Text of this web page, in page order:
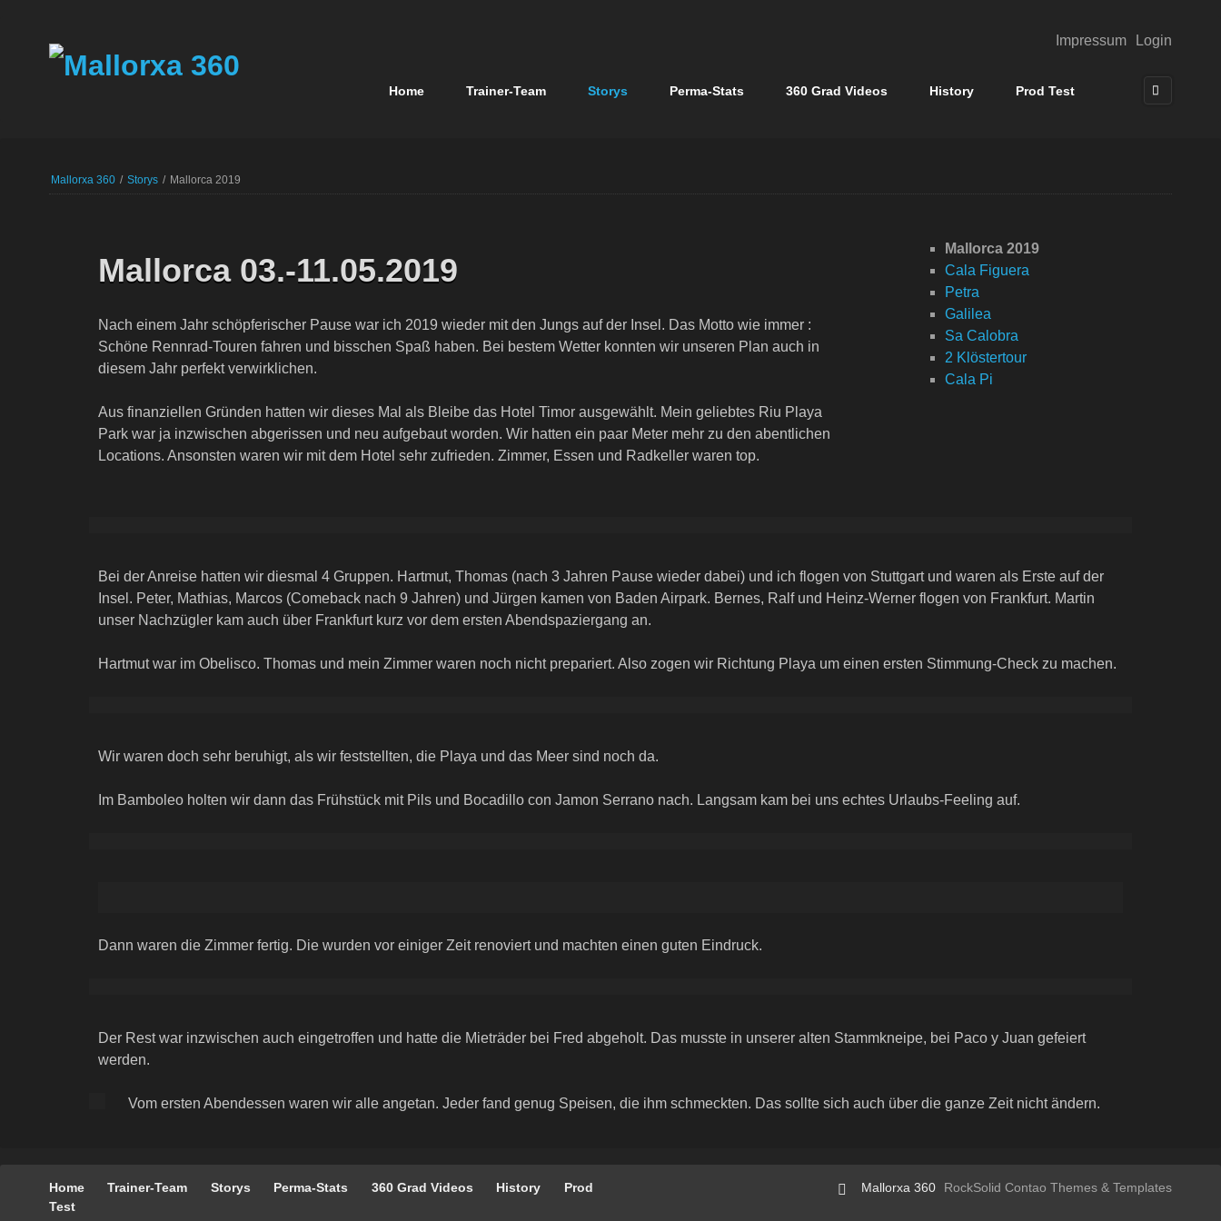
Home Trainer-Team Storys Perma-Stats 360 Grad Videos History Prod Test
Impressum Login
Mallorxa 360 / Storys / Mallorca 2019
Mallorca 03.-11.05.2019
Nach einem Jahr schöpferischer Pause war ich 2019 wieder mit den Jungs auf der Insel. Das Motto wie immer :
Schöne Rennrad-Touren fahren und bisschen Spaß haben. Bei bestem Wetter konnten wir unseren Plan auch in
diesem Jahr perfekt verwirklichen.
Aus finanziellen Gründen hatten wir dieses Mal als Bleibe das Hotel Timor ausgewählt. Mein geliebtes Riu Playa
Park war ja inzwischen abgerissen und neu aufgebaut worden. Wir hatten ein paar Meter mehr zu den abentlichen
Locations. Ansonsten waren wir mit dem Hotel sehr zufrieden. Zimmer, Essen und Radkeller waren top.
Navigation
überspringen
Mallorca 2019
Cala Figuera
Petra
Galilea
Sa Calobra
2 Klöstertour
Cala Pi
Bei der Anreise hatten wir diesmal 4 Gruppen. Hartmut, Thomas (nach 3 Jahren Pause wieder dabei) und ich flogen von Stuttgart und waren als Erste auf der
Insel. Peter, Mathias, Marcos (Comeback nach 9 Jahren) und Jürgen kamen von Baden Airpark. Bernes, Ralf und Heinz-Werner flogen von Frankfurt. Martin
unser Nachzügler kam auch über Frankfurt kurz vor dem ersten Abendspaziergang an.
Hartmut war im Obelisco. Thomas und mein Zimmer waren noch nicht prepariert. Also zogen wir Richtung Playa um einen ersten Stimmung-Check zu machen.
Wir waren doch sehr beruhigt, als wir feststellten, die Playa und das Meer sind noch da.
Im Bamboleo holten wir dann das Frühstück mit Pils und Bocadillo con Jamon Serrano nach. Langsam kam bei uns echtes Urlaubs-Feeling auf.
Dann waren die Zimmer fertig. Die wurden vor einiger Zeit renoviert und machten einen guten Eindruck.
Der Rest war inzwischen auch eingetroffen und hatte die Mieträder bei Fred abgeholt. Das musste in unserer alten Stammkneipe, bei Paco y Juan gefeiert
werden.
Vom ersten Abendessen waren wir alle angetan. Jeder fand genug Speisen, die ihm schmeckten. Das sollte sich auch über die ganze Zeit nicht ändern.
Navigation
überspringen
Home Trainer-Team Storys Perma-Stats 360 Grad Videos History
Prod
Test
Mallorxa 360 RockSolid Contao Themes & Templates